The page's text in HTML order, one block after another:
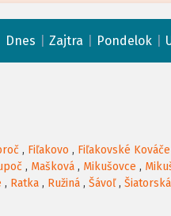
Dnes Zajtra Pondelok
, Fiľakovo , Fiľakovské Kováče
, Mašková , Mikušovce ,
, Ratka , Ružiná , Šávoľ,